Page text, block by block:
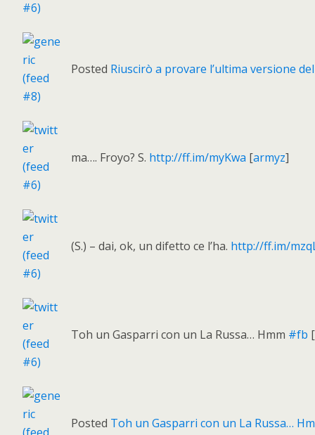
Posted Riuscirò a provare l’ultima versione
ma…. Froyo? S. http://ff.im/myKwa [armyz]
(S.) – dai, ok, un difetto ce l’ha. http://ff.im/
Toh un Gasparri con un La Russa… Hmm #fb [
Posted Toh un Gasparri con un La Russa…